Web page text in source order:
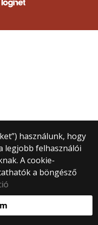
használunk, hogy
legjobb felhasználói
A cookie-
a böngésző